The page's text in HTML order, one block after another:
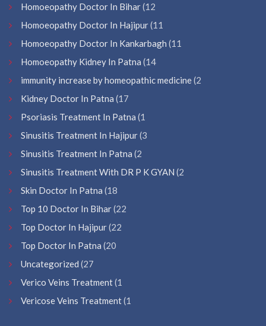
Homoeopathy Doctor In Bihar(12
Homoeopathy Doctor In Hajipur(11
Homoeopathy Doctor In Kankarbagh (11
Homoeopathy Kidney In Patna (14
immunity increase by homeopathic medicine(2
Kidney Doctor In Patna (17
Psoriasis Treatment In Patna (1
Sinusitis Treatment In Hajipur(3
Sinusitis Treatment In Patna (2
Sinusitis Treatment With DR P K GYAN (2
Skin Doctor In Patna (18
Top 10 Doctor In Bihar(22
Top Doctor In Hajipur(22
Top Doctor In Patna (20
Uncategorized (27
Verico Veins Treatment(1
Vericose Veins Treatment(1